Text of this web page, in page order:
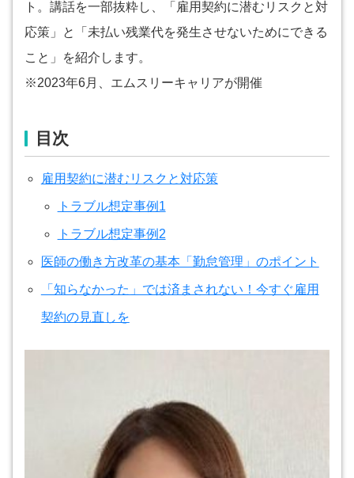
ト。講話を一部抜粋し、「雇用契約に潜むリスクと対
応策」と「未払い残業代を発生させないためにできる
こと」を紹介します。
※2023年6月、エムスリーキャリアが開催
目次
雇用契約に潜むリスクと対応策
トラブル想定事例1
トラブル想定事例2
医師の働き方改革の基本「勤怠管理」のポイント
「知らなかった」では済まされない！今すぐ雇用
契約の見直しを